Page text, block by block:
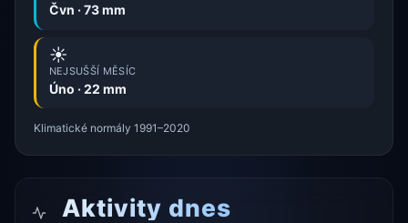
Čvn · 73 mm
☀️
NEJSUŠŠÍ MĚSÍC
Úno · 22 mm
Klimatické normály 1991–2020
Aktivity dnes